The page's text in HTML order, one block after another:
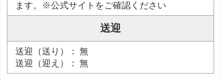
ます。※公式サイトをご確認ください
送迎
送迎（送り）： 無
送迎（迎え）： 無